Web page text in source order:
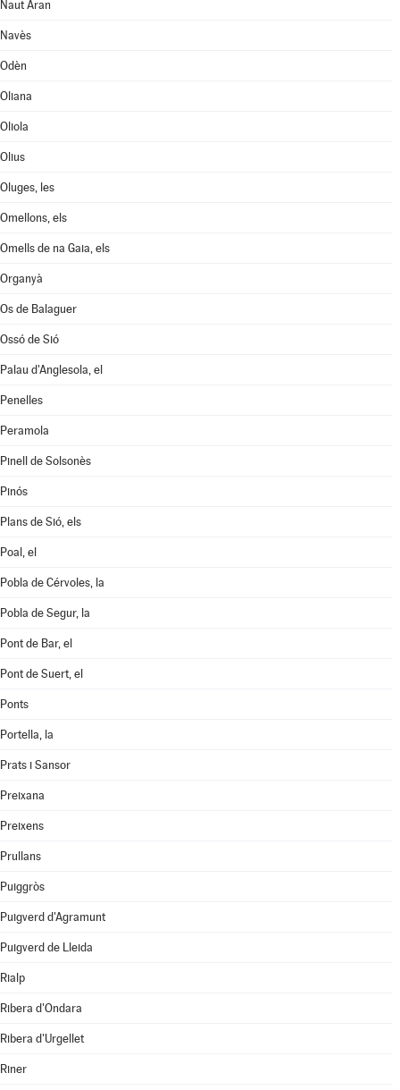
Naut Aran
Navès
Odèn
Oliana
Oliola
Olius
Oluges, les
Omellons, els
Omells de na Gaia, els
Organyà
Os de Balaguer
Ossó de Sió
Palau d'Anglesola, el
Penelles
Peramola
Pinell de Solsonès
Pinós
Plans de Sió, els
Poal, el
Pobla de Cérvoles, la
Pobla de Segur, la
Pont de Bar, el
Pont de Suert, el
Ponts
Portella, la
Prats i Sansor
Preixana
Preixens
Prullans
Puiggròs
Puigverd d'Agramunt
Puigverd de Lleida
Rialp
Ribera d'Ondara
Ribera d'Urgellet
Riner